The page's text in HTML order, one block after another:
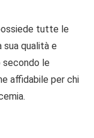
tutte le
qualità e
le
affidabile per chi